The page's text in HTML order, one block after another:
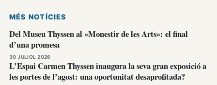
MÉS NOTÍCIES
Del Museu Thyssen al «Monestir de les Arts»: el final
d’una promesa
30 JULIOL 2026
L’Espai Carmen Thyssen inaugura la seva gran exposició a
les portes de l’agost: una oportunitat desaprofitada?